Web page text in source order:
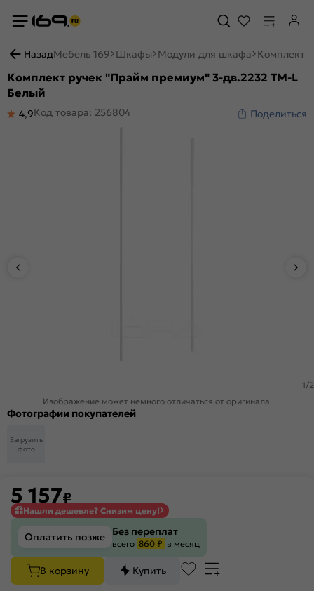
НазадМебель 169 Шкафы Модули для шкафа Комплект
Комплект ручек "Прайм премиум" 3-дв.2232 TM-L
Белый
4,9Код товара: 256804 Поделиться
1/2
Изображение может немного отличаться от оригинала.
Фотографии покупателей
Загрузить
фото
5 157₽
Нашли дешевле? Снизим цену!
Оплатить позже Без переплат
всего 860 ₽ в месяц
В корзину Купить